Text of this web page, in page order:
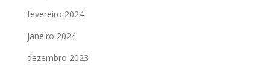
fevereiro 2024
janeiro 2024
dezembro 2023